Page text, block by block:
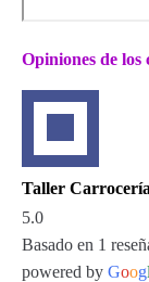
Opiniones de
Taller
5.0
Basado en 1
powered by Googl